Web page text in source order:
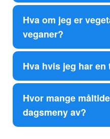
Hva om jeg er
veganer?
Hva hvis jeg har
Hvor mange
dagsmeny av?